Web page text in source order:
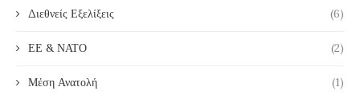
Διεθνείς Εξελίξεις (6)
ΕΕ & ΝΑΤΟ (2)
Μέση Ανατολή (1)